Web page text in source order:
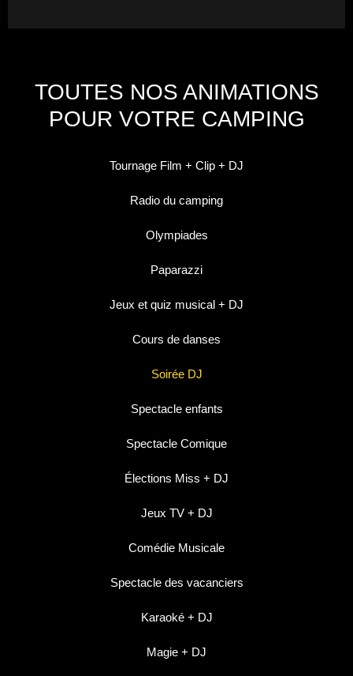
TOUTES NOS ANIMATIONS
POUR VOTRE CAMPING
Tournage Film + Clip + DJ
Radio du camping
Olympiades
Paparazzi
Jeux et quiz musical + DJ
Cours de danses
Soirée DJ
Spectacle enfants
Spectacle Comique
Élections Miss + DJ
Jeux TV + DJ
Comédie Musicale
Spectacle des vacanciers
Karaoké + DJ
Magie + DJ